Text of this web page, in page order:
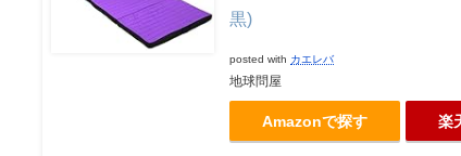
黒)
posted with カエレバ
地球問屋
Amazonで探す 楽